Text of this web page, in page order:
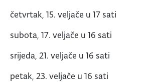
četvrtak, 15. veljače u 17 sati
subota, 17. veljače u 16 sati
srijeda, 21. veljače u 16 sati
petak, 23. veljače u 16 sati